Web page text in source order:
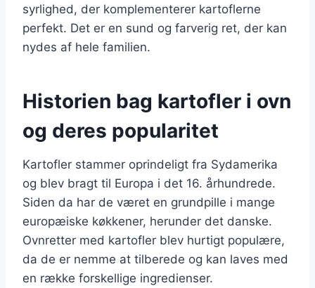
syrlighed, der komplementerer kartoflerne
perfekt. Det er en sund og farverig ret, der kan
nydes af hele familien.
Historien bag kartofler i ovn
og deres popularitet
Kartofler stammer oprindeligt fra Sydamerika
og blev bragt til Europa i det 16. århundrede.
Siden da har de været en grundpille i mange
europæiske køkkener, herunder det danske.
Ovnretter med kartofler blev hurtigt populære,
da de er nemme at tilberede og kan laves med
en række forskellige ingredienser.